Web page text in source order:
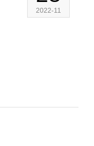
2022-11